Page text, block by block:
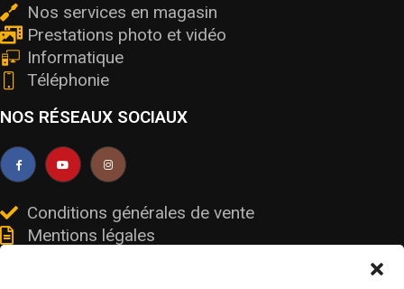
Nos services en magasin
Prestations photo et vidéo
Informatique
Téléphonie
NOS RÉSEAUX SOCIAUX
Conditions générales de vente
Mentions légales